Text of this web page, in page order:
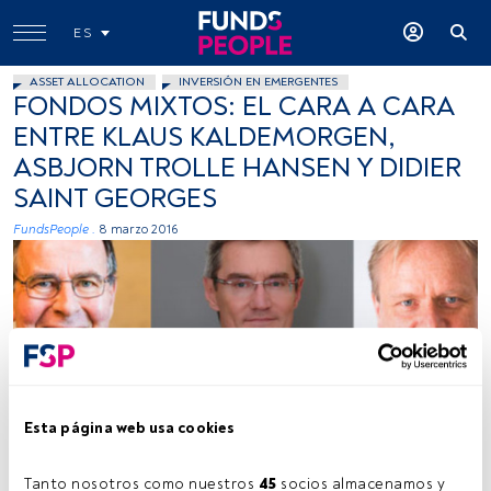
Esta página web usa cookies
Tanto nosotros como nuestros 45 socios almacenamos y
ES
ASSET ALLOCATION INVERSIÓN EN EMERGENTES
FONDOS MIXTOS: EL CARA A CARA
ENTRE KLAUS KALDEMORGEN,
ASBJORN TROLLE HANSEN Y DIDIER
SAINT GEORGES
FundsPeople . 8 marzo 2016
Fotos cedidas